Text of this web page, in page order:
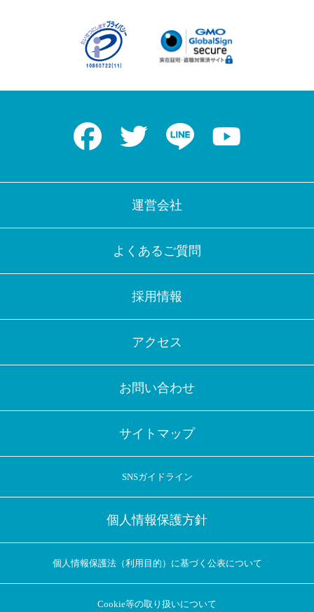
Facebook Twitter LINE
運営会社
よくあるご質問
採用情報
アクセス
お問い合わせ
サイトマップ
SNSガイドライン
個人情報保護方針
個人情報保護法（利用目的）に基づく公表について
Cookie等の取り扱いについて